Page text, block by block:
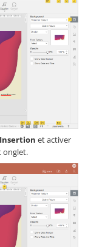
Insertion et activer
onglet.